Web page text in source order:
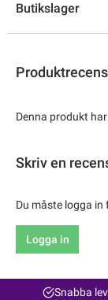
Butikslager
Denna produkt
Skriv en
Du måste logga
Logga in
Snabba